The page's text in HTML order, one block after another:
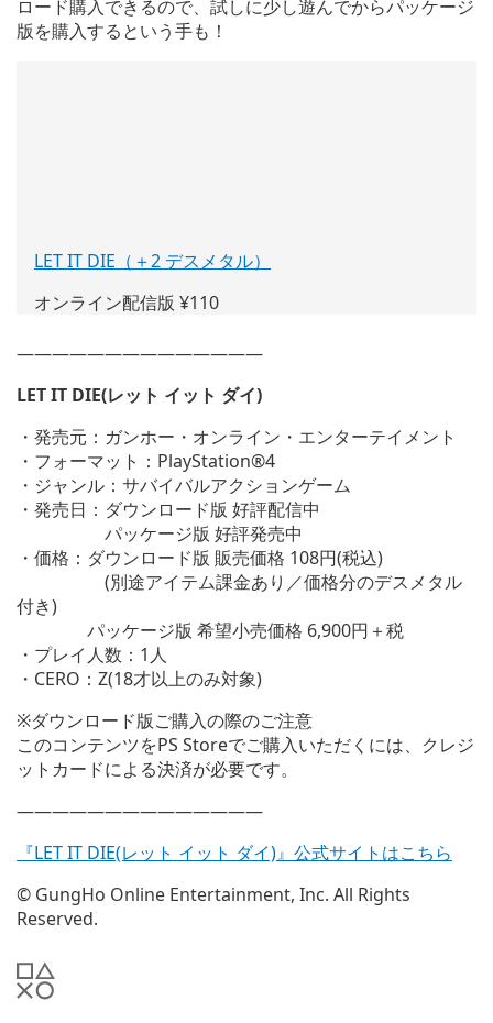
ロード購入できるので、試しに少し遊んでからパッケージ
版を購入するという手も！
LET IT DIE（＋2 デスメタル）
ウ
で
開
く)
オンライン配信版 ¥110
——————————————
LET IT DIE(レット イット ダイ)
・発売元：ガンホー・オンライン・エンターテイメント
・フォーマット：PlayStation®4
・ジャンル：サバイバルアクションゲーム
・発売日：ダウンロード版 好評配信中
パッケージ版 好評発売中
・価格：ダウンロード版 販売価格 108円(税込)
(別途アイテム課金あり／価格分のデスメタル
付き)
パッケージ版 希望小売価格 6,900円＋税
・プレイ人数：1人
・CERO：Z(18才以上のみ対象)
※ダウンロード版ご購入の際のご注意
このコンテンツをPS Storeでご購入いただくには、クレジ
ットカードによる決済が必要です。
——————————————
『LET IT DIE(レット イット ダイ)』公式サイトはこちら
© GungHo Online Entertainment, Inc. All Rights
Reserved.